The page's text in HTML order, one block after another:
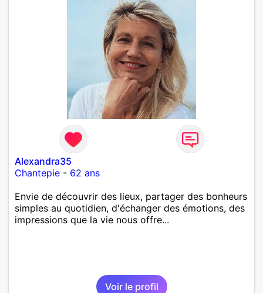
Alexandra35
Chantepie - 62 ans
Envie de découvrir des lieux, partager des bonheurs
simples au quotidien, d'échanger des émotions, des
impressions que la vie nous offre...
Voir le profil